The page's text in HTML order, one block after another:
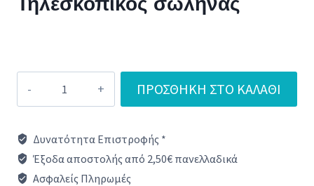
τηλεσκοπικός
Γενικής
χρήσης
ΠΡΟΣΘΉΚΗ ΣΤΟ ΚΑΛΆΘΙ
Δυνατότητα Επιστροφής *
Έξοδα αποστολής από 2,50€ πανελλαδικά
Ασφαλείς Πληρωμές